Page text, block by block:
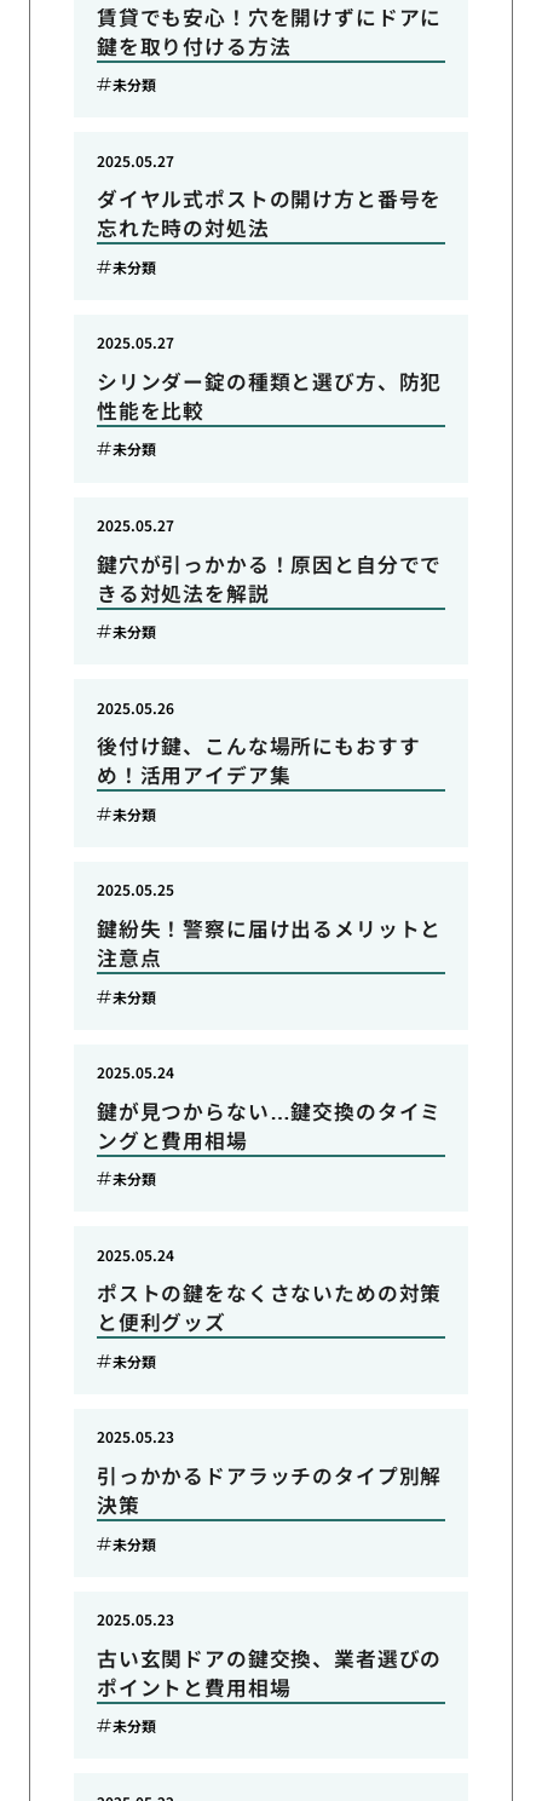
賃貸でも安心！穴を開けずにドアに
鍵を取り付ける方法
未分類
ダイヤル式ポストの開け方と番号を
忘れた時の対処法
2025.05.27
未分類
シリンダー錠の種類と選び方、防犯
性能を比較
2025.05.27
未分類
鍵穴が引っかかる！原因と自分でで
きる対処法を解説
2025.05.27
未分類
後付け鍵、こんな場所にもおすす
め！活用アイデア集
2025.05.26
未分類
鍵紛失！警察に届け出るメリットと
注意点
2025.05.25
未分類
鍵が見つからない…鍵交換のタイミ
ングと費用相場
2025.05.24
未分類
ポストの鍵をなくさないための対策
と便利グッズ
2025.05.24
未分類
引っかかるドアラッチのタイプ別解
決策
2025.05.23
未分類
古い玄関ドアの鍵交換、業者選びの
ポイントと費用相場
2025.05.23
未分類